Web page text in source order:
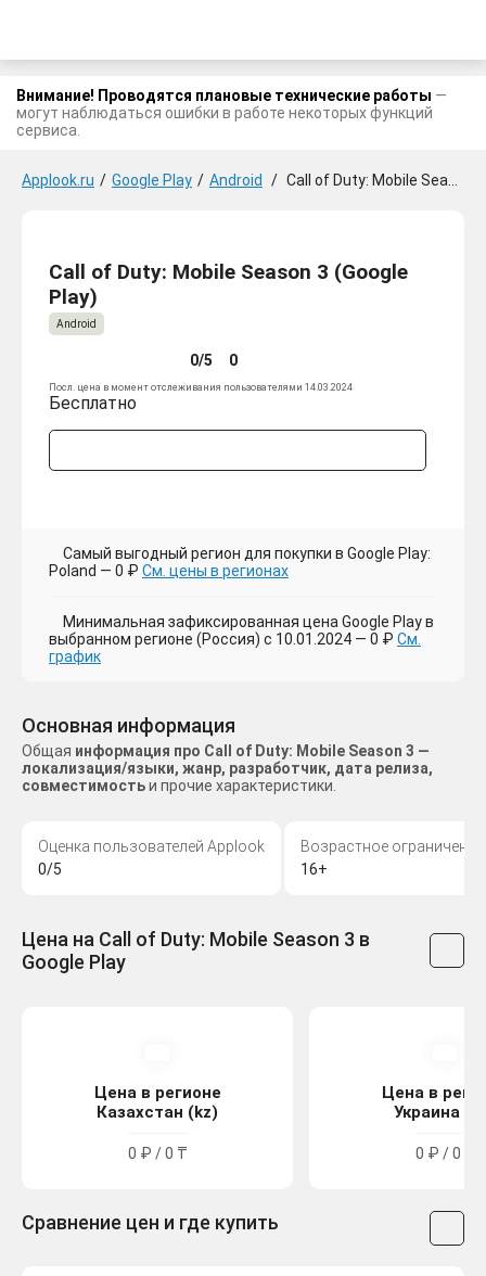
Внимание! Проводятся плановые технические работы —
могут наблюдаться ошибки в работе некоторых функций
сервиса.
Applook.ru / Google Play / Android / Call of Duty: Mobile Season 3
Call of Duty: Mobile Season 3 (Google
Play)
Android
0/5 0
Посл. цена в момент отслеживания пользователями 14.03.2024
Бесплатно
Самый выгодный регион для покупки в Google Play:
Poland — 0 ₽ См. цены в регионах
Минимальная зафиксированная цена Google Play в
выбранном регионе (Россия) с 10.01.2024 — 0 ₽ См.
график
Основная информация
Общая информация про Call of Duty: Mobile Season 3 —
локализация/языки, жанр, разработчик, дата релиза,
совместимостьи прочие характеристики.
Оценка пользователей Applook
0/5
Возрастное ограничение
16+
Цена на Call of Duty: Mobile Season 3 в
Google Play
Цена в регионе
Казахстан (kz)
0 ₽ / 0 ₸
Цена в
Украина
0 ₽ / 0 ₴
Сравнение цен и где купить